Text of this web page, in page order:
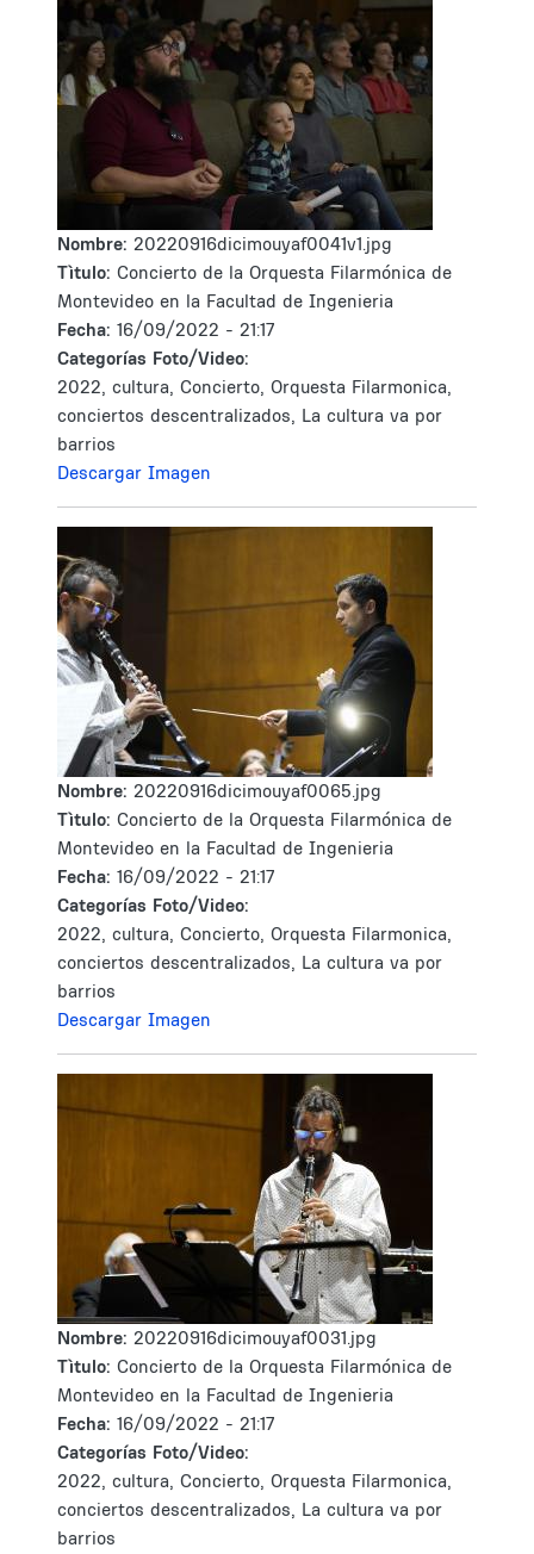
Nombre: 20220916dicimouyaf0041v1.jpg
Tìtulo: Concierto de la Orquesta Filarmónica de
Montevideo en la Facultad de Ingenieria
Fecha: 16/09/2022 - 21:17
Categorías Foto/Video:
2022, cultura, Concierto, Orquesta Filarmonica,
conciertos descentralizados, La cultura va por
barrios
Descargar Imagen
Nombre: 20220916dicimouyaf0065.jpg
Tìtulo: Concierto de la Orquesta Filarmónica de
Montevideo en la Facultad de Ingenieria
Fecha: 16/09/2022 - 21:17
Categorías Foto/Video:
2022, cultura, Concierto, Orquesta Filarmonica,
conciertos descentralizados, La cultura va por
barrios
Descargar Imagen
Nombre: 20220916dicimouyaf0031.jpg
Tìtulo: Concierto de la Orquesta Filarmónica de
Montevideo en la Facultad de Ingenieria
Fecha: 16/09/2022 - 21:17
Categorías Foto/Video:
2022, cultura, Concierto, Orquesta Filarmonica,
conciertos descentralizados, La cultura va por
barrios